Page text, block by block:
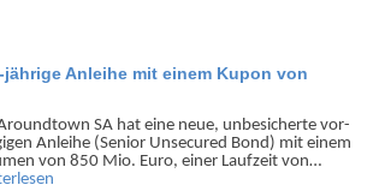
Anleihe mit einem Kupon von
SA hat eine neue, unbe­sicherte vor­
Anleihe (Senior Un­secured Bond) mit einem
von 850 Mio. Euro, einer Laufzeit von…